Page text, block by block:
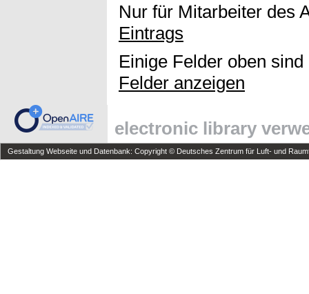
Nur für Mitarbeiter des
Eintrags
Einige Felder oben
Felder anzeigen
electronic library
Gestaltung Webseite und Datenbank: Copyright © Deutsches Zentrum für Luft- und